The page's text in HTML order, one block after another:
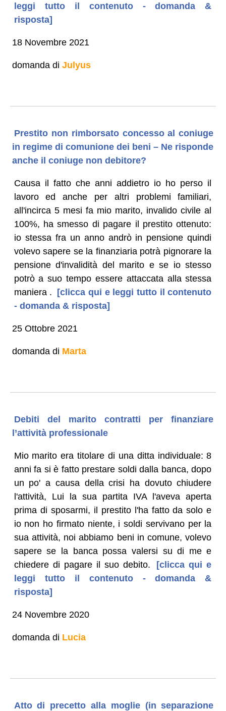
leggi tutto il contenuto - domanda &
risposta]
18 Novembre 2021
domanda di Julyus
Prestito non rimborsato concesso al coniuge
in regime di comunione dei beni – Ne risponde
anche il coniuge non debitore?
Causa il fatto che anni addietro io ho perso il
lavoro ed anche per altri problemi familiari,
all'incirca 5 mesi fa mio marito, invalido civile al
100%, ha smesso di pagare il prestito ottenuto:
io stessa fra un anno andrò in pensione quindi
volevo sapere se la finanziaria potrà pignorare la
pensione d'invalidità del marito e se io stesso
potrò a suo tempo essere attaccata alla stessa
maniera . [clicca qui e leggi tutto il contenuto
- domanda & risposta]
25 Ottobre 2021
domanda di Marta
Debiti del marito contratti per finanziare
l’attività professionale
Mio marito era titolare di una ditta individuale: 8
anni fa si è fatto prestare soldi dalla banca, dopo
un po' a causa della crisi ha dovuto chiudere
l'attività, Lui la sua partita IVA l'aveva aperta
prima di sposarmi, il prestito l'ha fatto da solo e
io non ho firmato niente, i soldi servivano per la
sua attività, noi abbiamo beni in comune, volevo
sapere se la banca possa valersi su di me e
chiedere di pagare il suo debito.
[clicca qui e
leggi tutto il contenuto - domanda &
risposta]
24 Novembre 2020
domanda di Lucia
Atto di precetto alla moglie (in separazione